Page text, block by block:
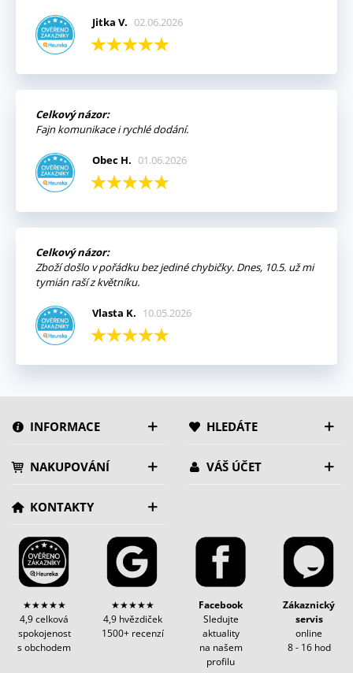
Jitka V. 02.06.2026
Celkový názor:
Fajn komunikace i rychlé dodání.
Obec H. 01.06.2026
Celkový názor:
Zboží došlo v pořádku bez jediné chybičky. Dnes, 10.5. už mi
tymián raší z květníku.
Vlasta K. 10.05.2026
INFORMACE HLEDÁTE
NAKUPOVÁNÍ VÁŠ ÚČET
KONTAKTY
★★★★★
4,9 celková
spokojenost
s obchodem
★★★★★
4,9 hvězdiček
1500+ recenzí
Facebook
Sledujte
aktuality
na našem
profilu
Zákaznický
servis
online
8 - 16 hod